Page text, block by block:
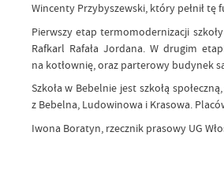
Wincenty Przybyszewski, który pełnił
Pierwszy etap termomodernizacji
Rafkarl Rafała Jordana. W drugim
na kotłownię, oraz parterowy budynek
Szkoła w Bebelnie jest szkołą
z Bebelna, Ludowinowa i Krasowa.
Iwona Boratyn, rzecznik prasowy UG